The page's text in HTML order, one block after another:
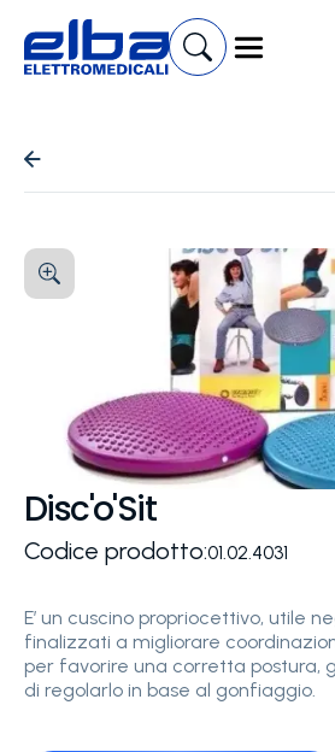
Disc'o'Sit
Codice prodotto:01.02.4031
E’ un cuscino propriocettivo, utile
finalizzati a migliorare
per favorire una corretta postura,
di regolarlo in base al gonfiaggio.